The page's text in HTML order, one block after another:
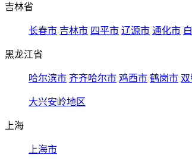
吉林省
长春市 吉林市 四平市 辽源市 通化市
黑龙江省
哈尔滨市 齐齐哈尔市 鸡西市 鹤岗市
大兴安岭地区
上海
上海市